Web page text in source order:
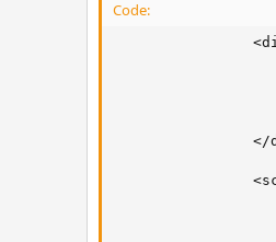
Code:
</